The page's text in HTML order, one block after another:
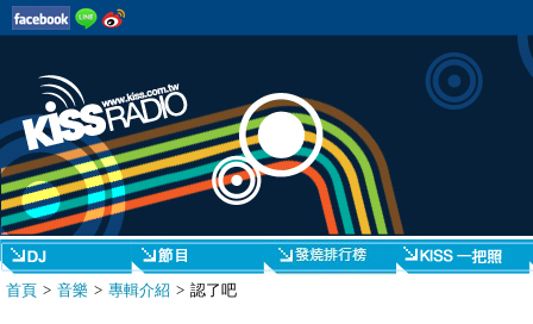
首頁 > 音樂 > 專輯介紹 > 認了吧